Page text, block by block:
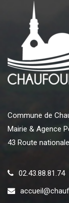
Commune de
Mairie & Agence
43 Route
02.43.88.81.74